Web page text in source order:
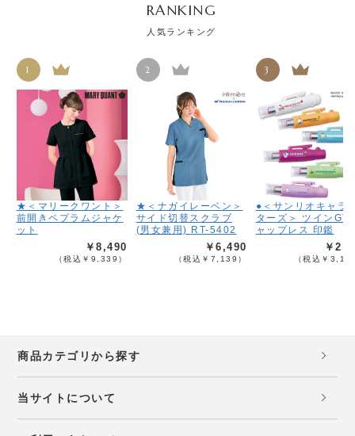
RANKING
人気ランキング
1
★＜マリークワント＞
前開きペプラムジャケ
ット
￥8,490
（税込￥9,339）
2
★＜ナガイレーベン＞
サイド切替スクラブ
(男女兼用) RT-5402
￥6,490
（税込￥7,139）
3
●＜サンリオキャラ
ターズ＞ ツインGT
ャップレス 印鑑
￥
（税込￥
商品カテゴリから探す
当サイトについて